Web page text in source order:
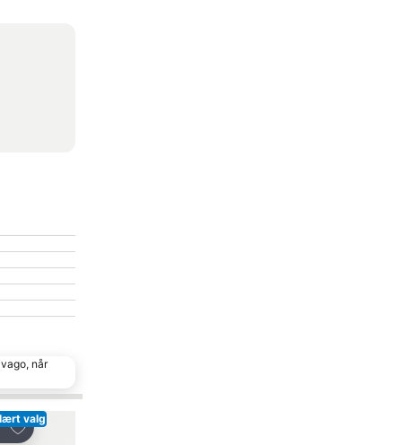
når
valg
Føj til favoritter